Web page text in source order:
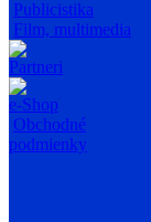
Publicistika
Film, multimedia
Partneri
e-Shop
Obchodné
podmienky